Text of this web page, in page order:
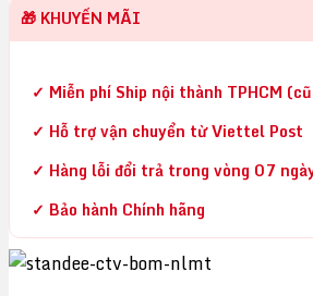
🎁 KHUYẾN MÃI
✓ Miễn phí Ship nội thành TPHCM
✓ Hỗ trợ vận chuyển từ Viettel Post
✓ Hàng lỗi đổi trả trong vòng 07
✓ Bảo hành Chính hãng